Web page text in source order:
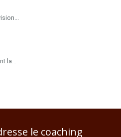
la...
le coaching